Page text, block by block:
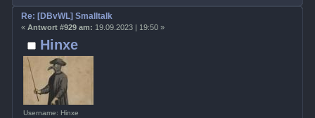
Hinxe
Username: Hinxe
Re: [DBvWL] Smalltalk
« Antwort #929 am: 19.09.2023 | 19:50 »